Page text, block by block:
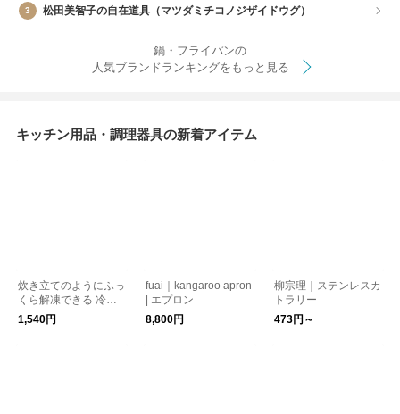
松田美智子の自在道具（マツダミチコノジザイドウグ）
鍋・フライパンの
人気ブランドランキングをもっと見る
キッチン用品・調理器具の新着アイテム
炊き立てのようにふっ
くら解凍できる 冷凍
保存容器 ごはんがう
まいわん
1,540円
fuai｜kangaroo apron
| エプロン
8,800円
柳宗理｜ステンレスカ
トラリー
473円～